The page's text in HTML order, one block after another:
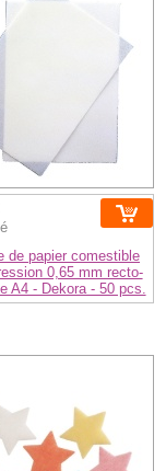
de papier comestible
0,65 mm recto-
A4 - Dekora - 50 pcs.